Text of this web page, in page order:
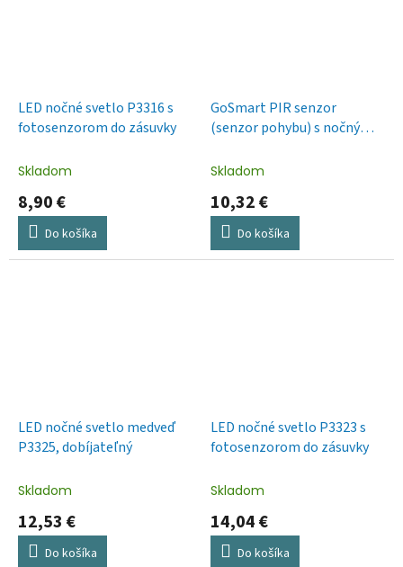
LED nočné svetlo P3316 s
fotosenzorom do zásuvky
Skladom
8,90 €
Do košíka
GoSmart PIR senzor
(senzor pohybu) s nočným
Skladom
10,32 €
Do košíka
LED nočné svetlo medveď
P3325, dobíjateľný
Skladom
12,53 €
Do košíka
LED nočné svetlo P3323 s
fotosenzorom do zásuvky
Skladom
14,04 €
Do košíka